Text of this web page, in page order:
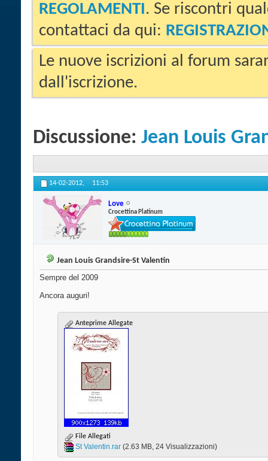
REGOLAMENTI. Se riscontri
contattaci da qui:
Le nuove iscrizioni al forum
dall'iscrizione.
Discussione: Jean Louis
14-02-2012, 11:53
Love
Crocettina Platinum
Jean Louis Grandsire-St Valentin
Sempre del 2009
Ancora auguri!
Anteprime Allegate
File Allegati
St Valentin.rar‎ (2.63 MB, 24 Visualizzazioni)